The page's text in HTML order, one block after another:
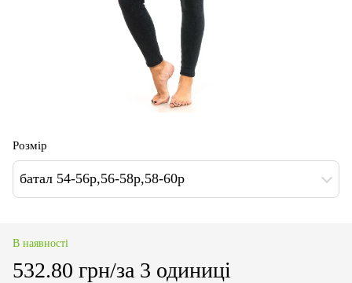
Розмір
батал 54-56р,56-58р,58-60р
В наявності
532.80 грн/за 3 одиниці